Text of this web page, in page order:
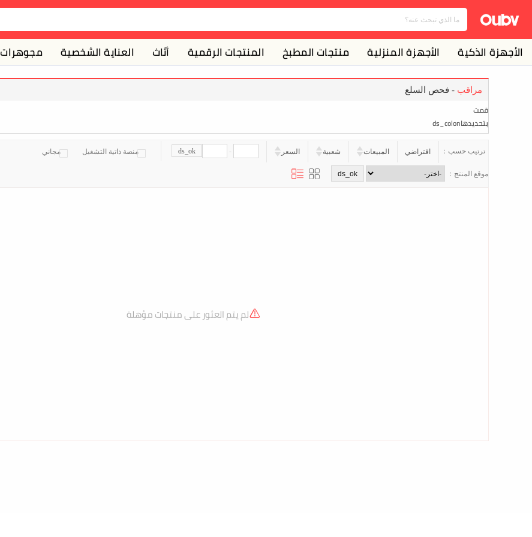
الأجهزة الذكية الأجهزة المنزلية منتجات المطبخ المنتجات الرقمية أثاث العناية الشخصية مجوهرات
مراقب - فحص السلع
قمت
بتحديدهاds_colon
ترتيب حسب： افتراضي المبيعات شعبية السعر -
ds_ok منصة ذاتية التشغيل مجاني
موقع المنتج：
لم يتم العثور على منتجات مؤهلة